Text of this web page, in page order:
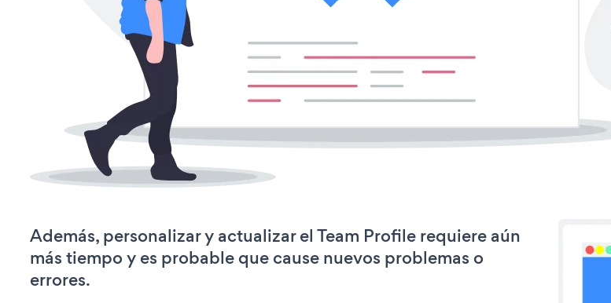
Además, personalizar y actualizar el Team Profile requiere aún
más tiempo y es probable que cause nuevos problemas o
errores.